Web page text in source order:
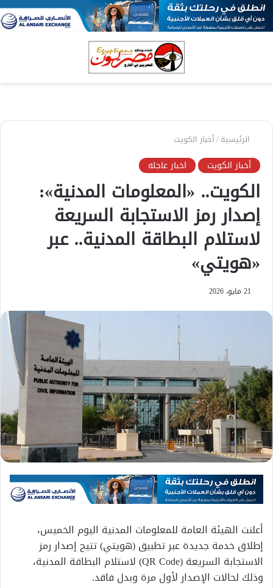
الرئيسية/أخبار الكويت
أخبار الكويت اخبار عاجله
الكويت.. «المعلومات المدنية»:
إصدار رمز الاستجابة السريعة
لاستلام البطاقة المدنية.. عبر
«هويتي»
21 مايو، 2026
أعلنت الهيئة العامة للمعلومات المدنية اليوم الخميس،
إطلاق خدمة جديدة عبر تطبيق (هويتي) تتيح إصدار رمز
الاستجابة السريعة (QR Code) لاستلام البطاقة المدنية،
وذلك لحالات الإصدار لأول مرة وبدل فاقد.